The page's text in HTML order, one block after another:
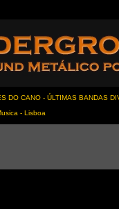
DO CANO - ÚLTIMAS BANDAS
- Lisboa